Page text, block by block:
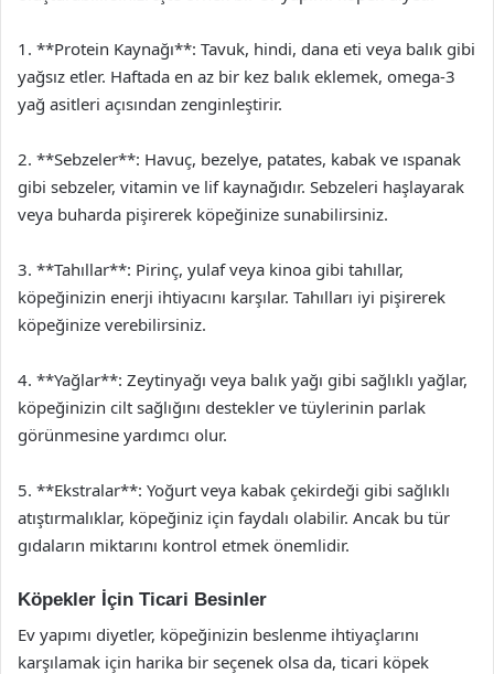
1. **Protein Kaynağı**: Tavuk, hindi, dana eti veya balık gibi
yağsız etler. Haftada en az bir kez balık eklemek, omega-3
yağ asitleri açısından zenginleştirir.
2. **Sebzeler**: Havuç, bezelye, patates, kabak ve ıspanak
gibi sebzeler, vitamin ve lif kaynağıdır. Sebzeleri haşlayarak
veya buharda pişirerek köpeğinize sunabilirsiniz.
3. **Tahıllar**: Pirinç, yulaf veya kinoa gibi tahıllar,
köpeğinizin enerji ihtiyacını karşılar. Tahılları iyi pişirerek
köpeğinize verebilirsiniz.
4. **Yağlar**: Zeytinyağı veya balık yağı gibi sağlıklı yağlar,
köpeğinizin cilt sağlığını destekler ve tüylerinin parlak
görünmesine yardımcı olur.
5. **Ekstralar**: Yoğurt veya kabak çekirdeği gibi sağlıklı
atıştırmalıklar, köpeğiniz için faydalı olabilir. Ancak bu tür
gıdaların miktarını kontrol etmek önemlidir.
Köpekler İçin Ticari Besinler
Ev yapımı diyetler, köpeğinizin beslenme ihtiyaçlarını
karşılamak için harika bir seçenek olsa da, ticari köpek